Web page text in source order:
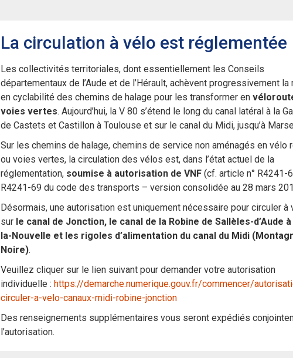
La circulation à vélo est réglementée
Les collectivités territoriales, dont essentiellement les Conseils
départementaux de l’Aude et de l’Hérault, achèvent progressivement la
en cyclabilité des chemins de halage pour les transformer en
voies vertes. Aujourd’hui, la V 80 s’étend le long du canal latéral à la
de Castets et Castillon à Toulouse et sur le canal du Midi, jusqu’à
Sur les chemins de halage, chemins de service non aménagés en vélo
ou voies vertes, la circulation des vélos est, dans l’état actuel de la
réglementation, soumise à autorisation de VNF (cf. article n° R4241-
R4241-69 du code des transports – version consolidée au 28 mars
Désormais, une autorisation est uniquement nécessaire pour circuler à
sur le canal de Jonction, le canal de la Robine de Sallèles-d’Aude
la-Nouvelle et les rigoles d’alimentation du canal du Midi
Noire).
Veuillez cliquer sur le lien suivant pour demander votre autorisation
individuelle : https://demarche.numerique.gouv.fr/commencer/
circuler-a-velo-canaux-midi-robine-jonction
Des renseignements supplémentaires vous seront expédiés
l’autorisation.